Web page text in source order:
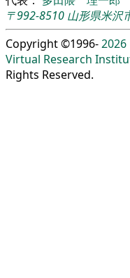
〒992-8510 山形県米沢
Copyright ©1996-2026
Virtual Research
Rights Reserved.